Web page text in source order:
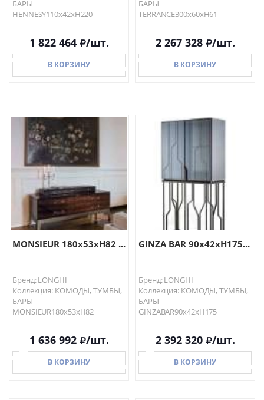
БАРЫ
HENNESY110х42хH220
1 822 464 /шт.
В КОРЗИНУ
В КОРЗИНУ
БАРЫ
TERRANCE300x60хH61
2 267 328 /шт.
В КОРЗИНУ
В КОРЗИНУ
MONSIEUR 180x53xH82 ...
Бренд: LONGHI
Коллекция: КОМОДЫ, ТУМБЫ,
БАРЫ
MONSIEUR180x53xH82
1 636 992 /шт.
В КОРЗИНУ
GINZA BAR 90x42xH175...
Бренд: LONGHI
Коллекция: КОМОДЫ, ТУМБЫ,
БАРЫ
GINZABAR90x42xH175
2 392 320 /шт.
В КОРЗИНУ